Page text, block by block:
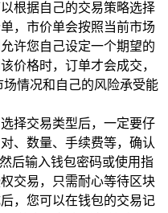
根据自己的交易策略选择
，市价单会按照当前市场
许您自己设定一个期望的
价格时，订单才会成交，
情况和自己的风险承受能
择交易类型后，一定要仔
、数量、手续费等，确认
后输入钱包密码或使用指
交易，只需耐心等待区块
，您可以在钱包的交易记